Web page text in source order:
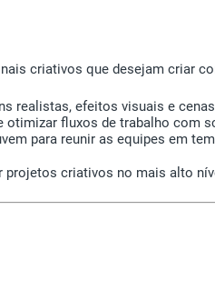
criativos que desejam criar
realistas, efeitos visuais e
otimizar fluxos de trabalho com
para reunir as equipes em
projetos criativos no mais alto